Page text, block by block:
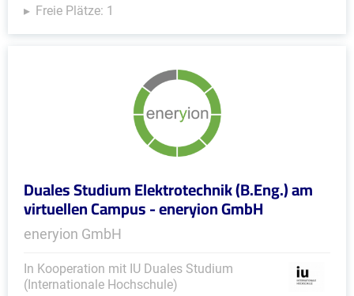
Freie Plätze: 1
Duales Studium Elektrotechnik (B.Eng.) am
virtuellen Campus - eneryion GmbH
eneryion GmbH
In Kooperation mit IU Duales Studium
(Internationale Hochschule)